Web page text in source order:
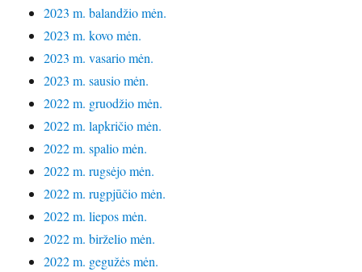
2023 m. balandžio mėn.
2023 m. kovo mėn.
2023 m. vasario mėn.
2023 m. sausio mėn.
2022 m. gruodžio mėn.
2022 m. lapkričio mėn.
2022 m. spalio mėn.
2022 m. rugsėjo mėn.
2022 m. rugpjūčio mėn.
2022 m. liepos mėn.
2022 m. birželio mėn.
2022 m. gegužės mėn.